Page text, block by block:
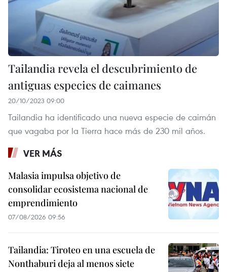
Tailandia revela el descubrimiento de
antiguas especies de caimanes
20/10/2023 09:00
Tailandia ha identificado una nueva especie de caimán
que vagaba por la Tierra hace más de 230 mil años.
VER MÁS
Malasia impulsa objetivo de
consolidar ecosistema nacional de
emprendimiento
07/08/2026 09:56
Tailandia: Tiroteo en una escuela de
Nonthaburi deja al menos siete